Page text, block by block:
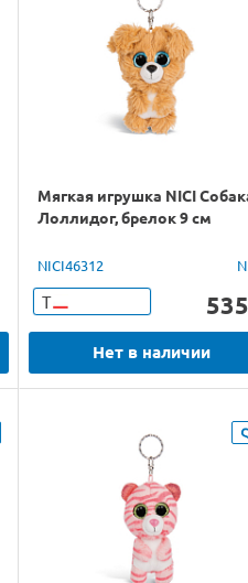
Мягкая игрушка NICI
Лоллидог, брелок 9 см
NICI46312
Т 535
Нет в наличии